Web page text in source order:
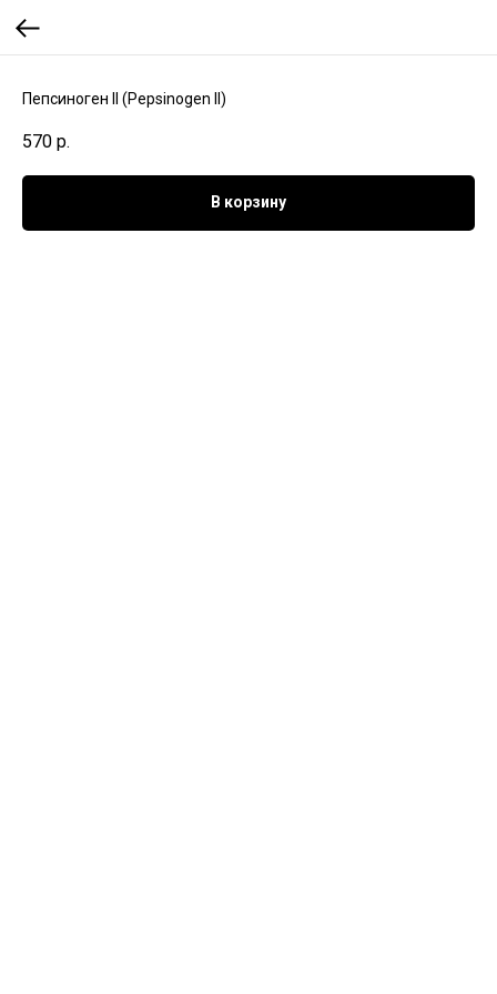
Пепсиноген II (Pepsinogen II)
570 р.
В корзину